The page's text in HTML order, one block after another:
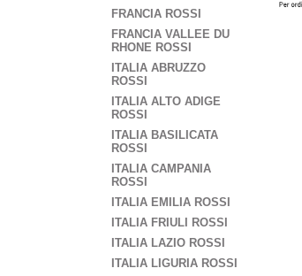
FRANCIA ROSSI
FRANCIA VALLEE DU
RHONE ROSSI
ITALIA ABRUZZO
ROSSI
ITALIA ALTO ADIGE
ROSSI
ITALIA BASILICATA
ROSSI
ITALIA CAMPANIA
ROSSI
ITALIA EMILIA ROSSI
ITALIA FRIULI ROSSI
ITALIA LAZIO ROSSI
ITALIA LIGURIA ROSSI